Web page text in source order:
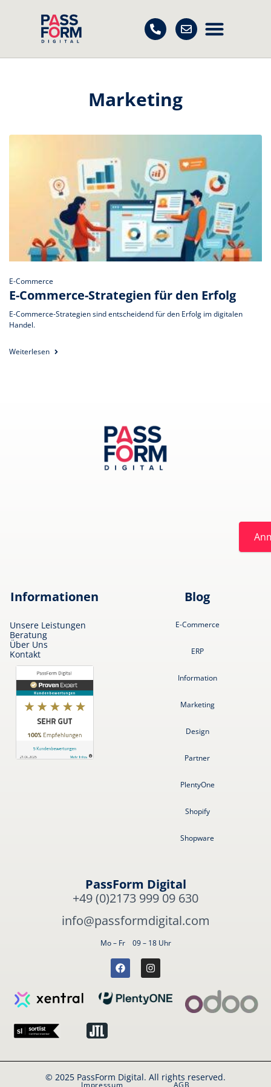
Marketing
E-Commerce
E-Commerce-Strategien für den Erfolg
E-Commerce-Strategien sind entscheidend für den Erfolg im digitalen
Handel.
Weiterlesen
Informationen
Unsere Leistungen
Beratung
Über Uns
Kontakt
Blog
E-Commerce
ERP
Information
Marketing
Design
Partner
PlentyOne
Shopify
Shopware
PassForm Digital
+49 (0)2173 999 09 630
info@passformdigital.com
Mo – Fr 09 – 18 Uhr
© 2025 PassForm Digital. All rights reserved.